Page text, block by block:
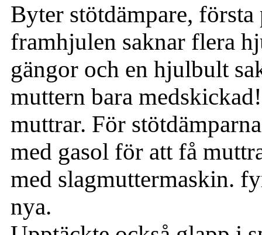
Byter stötdämpare,
framhjulen saknar flera
gängor och en hjulbult
muttern bara
muttrar. För
med gasol för att få
med slagmuttermaskin.
nya.